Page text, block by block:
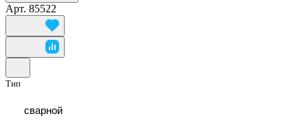
Арт. 85522
Тип
сварной